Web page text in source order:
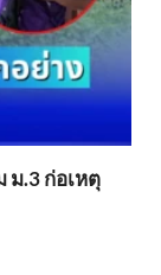
ม.3 ก่อเหตุ